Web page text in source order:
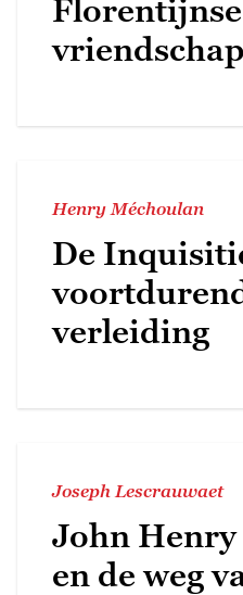
Florentijnse
vriendschap
Henry Méchoulan
De
verleiding
Joseph Lescrauwaet
John Henry
en de weg